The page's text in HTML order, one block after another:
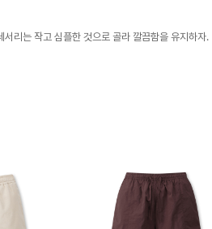
서리는 작고 심플한 것으로 골라 깔끔함을 유지하자.